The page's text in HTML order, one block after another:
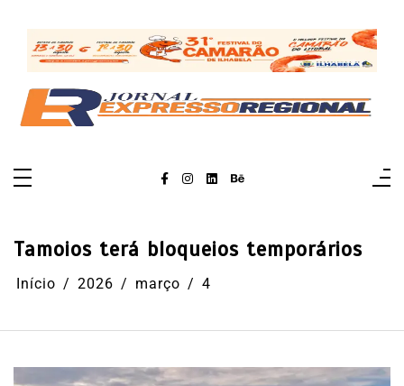
conteúdo
Tamoios terá bloqueios temporários
Início 2026 março 4